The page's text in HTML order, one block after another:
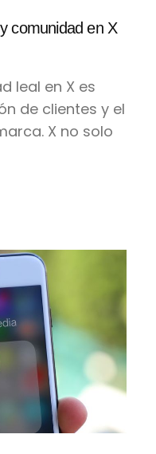
comunidad en X
leal en X es
de clientes y el
X no solo